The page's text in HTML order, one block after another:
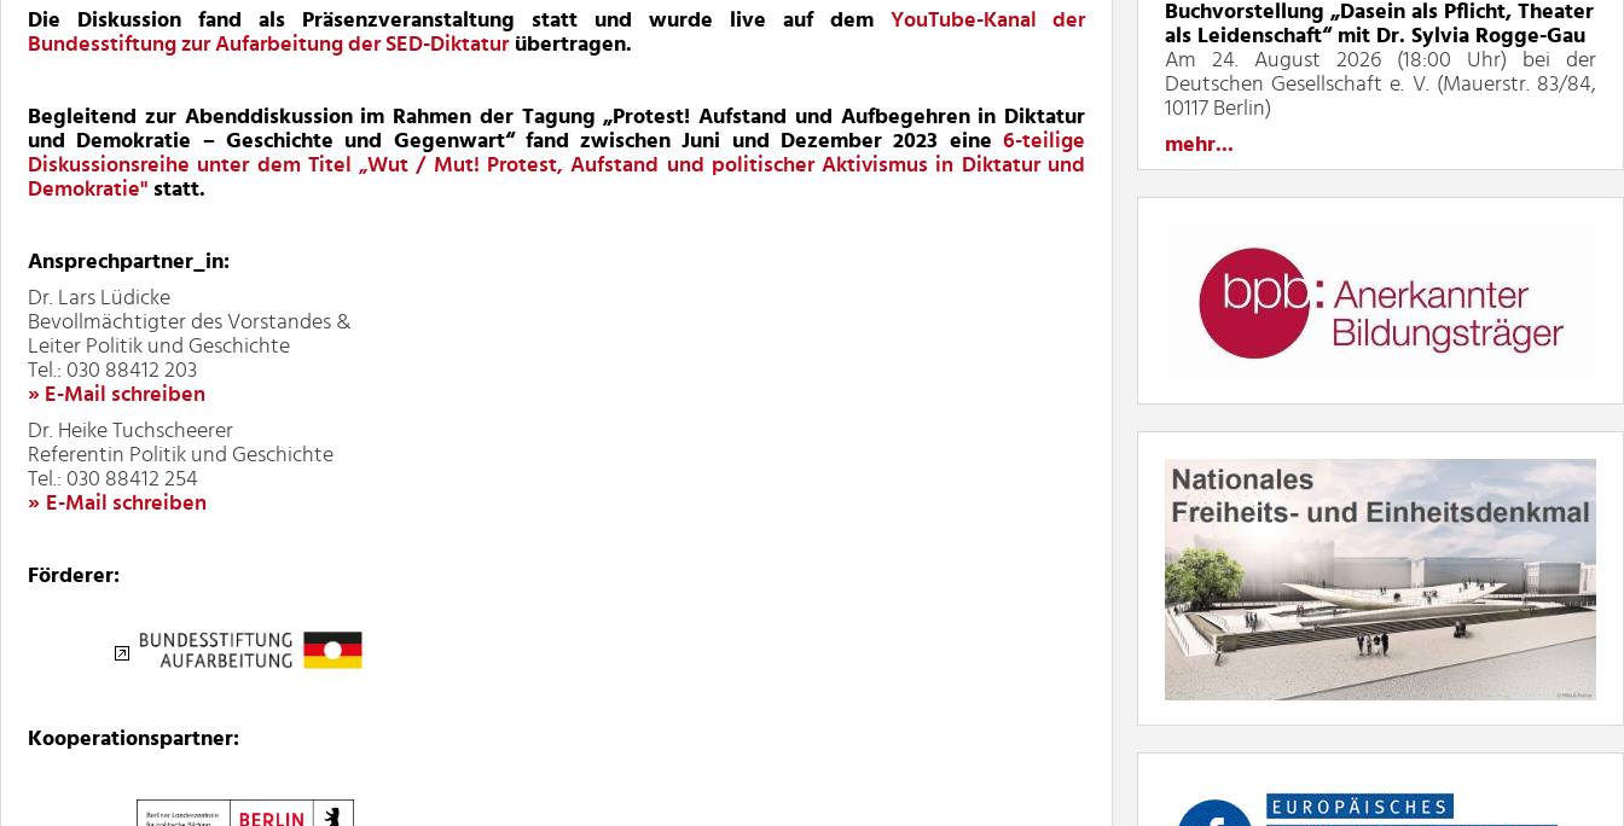
Die Diskussion fand als Präsenzveranstaltung statt und wurde live auf dem YouTube-Kanal der
Bundesstiftung zur Aufarbeitung der SED-Diktaturübertragen.
Begleitend zur Abenddiskussion im Rahmen der Tagung „Protest! Aufstand und Aufbegehren in Diktatur
und Demokratie – Geschichte und Gegenwart“ fand zwischen Juni und Dezember 2023 eine 6-teilige
Diskussionsreihe unter dem Titel „Wut / Mut! Protest, Aufstand und politischer Aktivismus in Diktatur und
Demokratie" statt.
Ansprechpartner_in:
Dr. Lars Lüdicke
Bevollmächtigter des Vorstandes &
Leiter Politik und Geschichte
Tel.: 030 88412 203
» E-Mail schreiben
Dr. Heike Tuchscheerer
Referentin Politik und Geschichte
Tel.: 030 88412 254
» E-Mail schreiben
Förderer:
Kooperationspartner:
Buchvorstellung „Dasein als Pflicht, Theater
als Leidenschaft“ mit Dr. Sylvia Rogge-Gau
Am 24. August 2026 (18:00 Uhr) bei der
Deutschen Gesellschaft e. V. (Mauerstr. 83/84,
10117 Berlin)
mehr...